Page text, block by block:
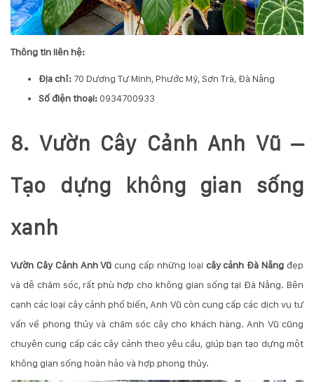
Thông tin liên hệ:
Địa chỉ: 70 Dương Tự Minh, Phước Mỹ, Sơn Trà, Đà Nẵng
Số điện thoại: 0934700933
8. Vườn Cây Cảnh Anh Vũ –
Tạo dựng không gian sống
xanh
Vườn Cây Cảnh Anh Vũ cung cấp những loại cây cảnh Đà Nẵng đẹp
và dễ chăm sóc, rất phù hợp cho không gian sống tại Đà Nẵng. Bên
cạnh các loại cây cảnh phổ biến, Anh Vũ còn cung cấp các dịch vụ tư
vấn về phong thủy và chăm sóc cây cho khách hàng. Anh Vũ cũng
chuyên cung cấp các cây cảnh theo yêu cầu, giúp bạn tạo dựng một
không gian sống hoàn hảo và hợp phong thủy.